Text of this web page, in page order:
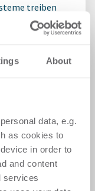
About
data, e.g.
as cookies to
in order to
and content
services
treiben
nicht